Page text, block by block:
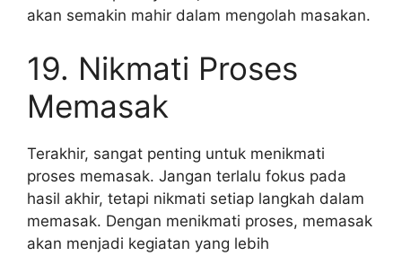
akan semakin mahir dalam mengolah masakan.
19. Nikmati Proses
Memasak
Terakhir, sangat penting untuk menikmati
proses memasak. Jangan terlalu fokus pada
hasil akhir, tetapi nikmati setiap langkah dalam
memasak. Dengan menikmati proses, memasak
akan menjadi kegiatan yang lebih